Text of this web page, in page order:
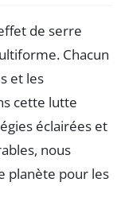
de serre
Chacun
et les
cette lutte
éclairées et
nous
planète pour les